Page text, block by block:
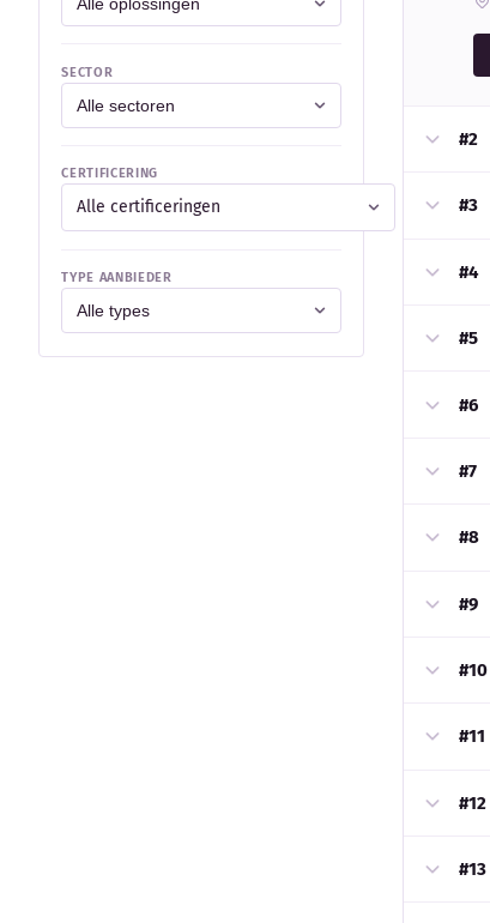
SECTOR
CERTIFICERING
Alle certificeringen
TYPE AANBIEDER
#2
#3
#4
#5
#6
#7
#8
#9
#10
#11
#12
#13